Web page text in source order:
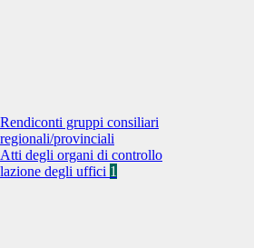
Rendiconti gruppi consiliari
regionali/provinciali
Atti degli organi di controllo
degli uffici 1